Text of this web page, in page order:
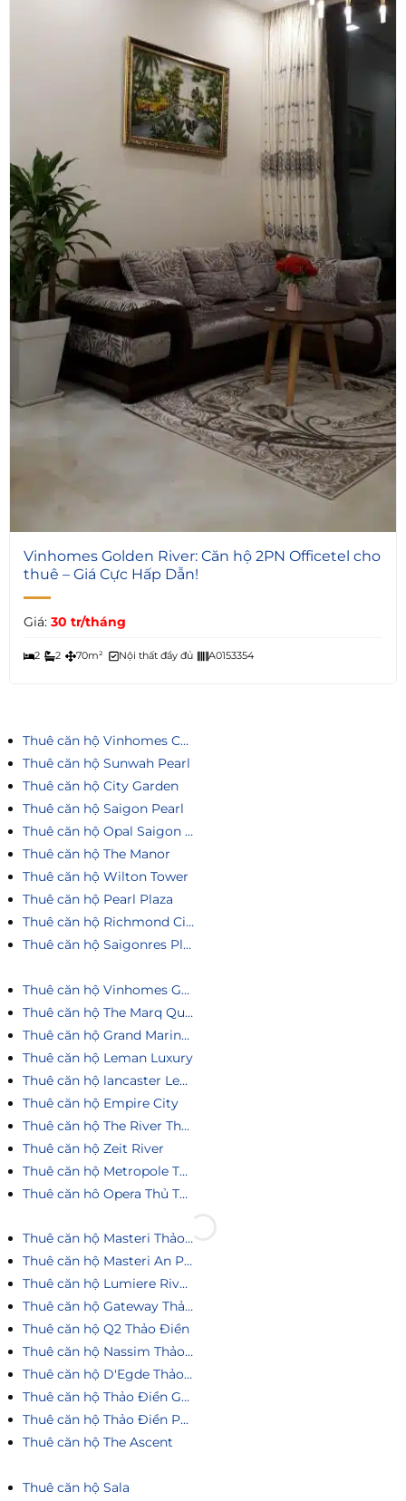
6
Vinhomes Golden River: Căn hộ 2PN Officetel cho
thuê – Giá Cực Hấp Dẫn!
Giá: 30 tr/tháng
2 2 70m² Nội thất đầy đủ A0153354
Thuê căn hộ Vinhomes Central Park
Thuê căn hộ Sunwah Pearl
Thuê căn hộ City Garden
Thuê căn hộ Saigon Pearl
Thuê căn hộ Opal Saigon Pearl
Thuê căn hộ The Manor
Thuê căn hộ Wilton Tower
Thuê căn hộ Pearl Plaza
Thuê căn hộ Richmond City
Thuê căn hộ Saigonres Plaza
Thuê căn hộ Vinhomes Golden River
Thuê căn hộ The Marq Quận 1
Thuê căn hộ Grand Marina Saigon
Thuê căn hộ Leman Luxury
Thuê căn hộ lancaster Legacy
Thuê căn hộ Empire City
Thuê căn hộ The River Thủ Thiêm
Thuê căn hộ Zeit River
Thuê căn hộ Metropole Thủ Thiêm
Thuê căn hô Opera Thủ Thiêm
Thuê căn hộ Masteri Thảo Điền
Thuê căn hộ Masteri An Phú
Thuê căn hộ Lumiere Riverside
Thuê căn hộ Gateway Thảo Điền
Thuê căn hộ Q2 Thảo Điền
Thuê căn hộ Nassim Thảo Điền
Thuê căn hộ D'Egde Thảo Điền
Thuê căn hộ Thảo Điền Green
Thuê căn hộ Thảo Điền Pearl
Thuê căn hộ The Ascent
Thuê căn hộ Sala